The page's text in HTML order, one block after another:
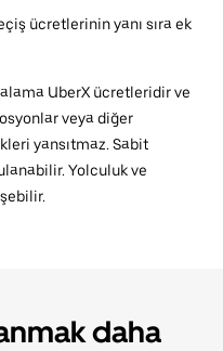
ücretlerinin yanı sıra ek
UberX ücretleridir ve
veya diğer
yansıtmaz. Sabit
Yolculuk ve
daha